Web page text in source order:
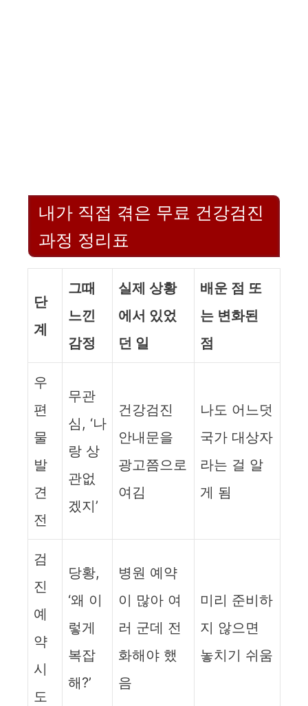
내가 직접 겪은 무료 건강검진
과정 정리표
단
계
그때
느낀
감정
실제 상황
에서 있었
던 일
배운 점 또
는 변화된
점
우
편
물
발
견
전
무관
심, ‘나
랑 상
관없
겠지’
건강검진
안내문을
광고쯤으로
여김
나도 어느덧
국가 대상자
라는 걸 알
게 됨
검
진
예
약
시
도
당황,
‘왜 이
렇게
복잡
해?’
병원 예약
이 많아 여
러 군데 전
화해야 했
음
미리 준비하
지 않으면
놓치기 쉬움